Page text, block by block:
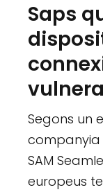
Saps
Segons un
SAM
europeus